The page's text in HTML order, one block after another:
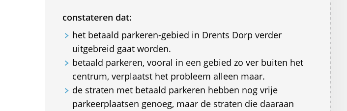
constateren dat:
het betaald parkeren-gebied in Drents Dorp verder
uitgebreid gaat worden.
betaald parkeren, vooral in een gebied zo ver buiten het
centrum, verplaatst het probleem alleen maar.
de straten met betaald parkeren hebben nog vrije
parkeerplaatsen genoeg, maar de straten die daaraan